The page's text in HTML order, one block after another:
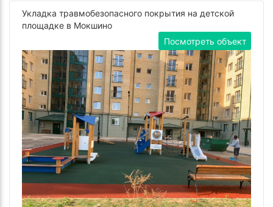
Укладка травмобезопасного покрытия на детской
площадке в Мокшино
Посмотреть объект